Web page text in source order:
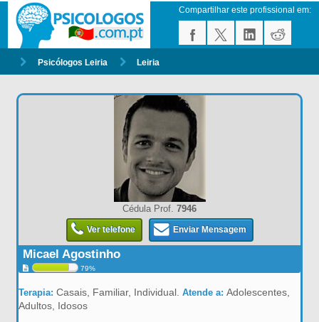
Compartilhar este profissional em:
Psicólogos Leiria Leiria
Cédula Prof. 7946
Ver telefone Enviar Mensagem
Micael Agostinho
79%
Terapia: Casais, Familiar, Individual.Atende a:Adolescentes,
Adultos, Idosos